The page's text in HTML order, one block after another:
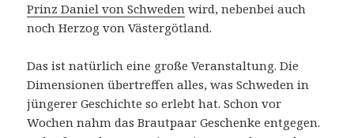
Prinz Daniel von Schweden wird, nebenbei auch
noch Herzog von Västergötland.
Das ist natürlich eine große Veranstaltung. Die
Dimensionen übertreffen alles, was Schweden in
jüngerer Geschichte so erlebt hat. Schon vor
Wochen nahm das Brautpaar Geschenke entgegen.